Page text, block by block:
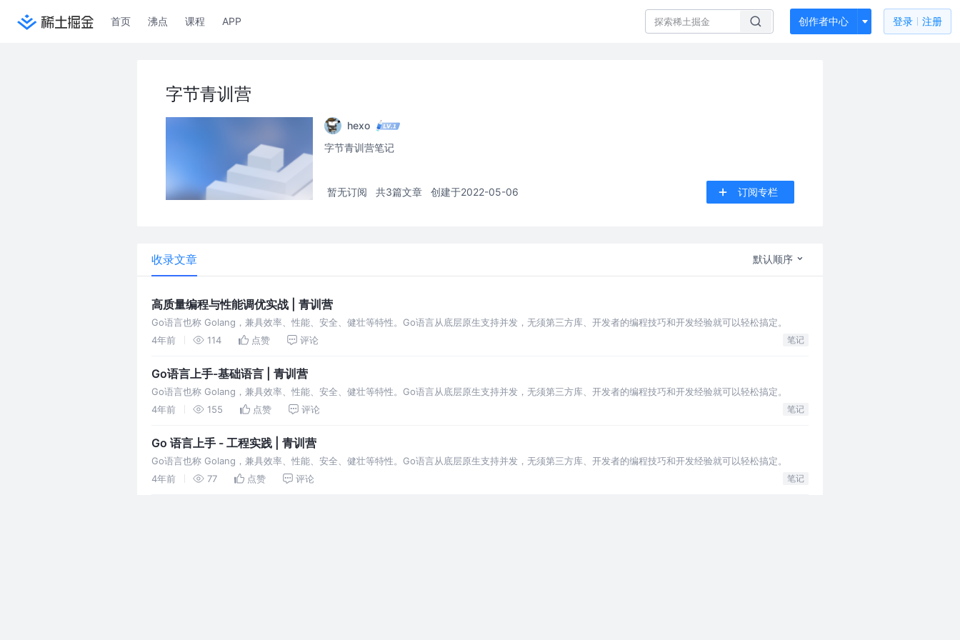
首页 沸点 课程 APP 创作者中心 登录 注册
字节青训营
hexo
字节青训营笔记
暂无订阅 共3篇文章 创建于2022-05-06 订阅专栏
收录文章 默认顺序
高质量编程与性能调优实战 | 青训营
Go语言也称 Golang，兼具效率、性能、安全、健壮等特性。Go语言从底层原生支持并发，无须第三方库、开发者的编程技巧和开发经验就可以轻松搞定。
4年前
114 点赞 评论 笔记
Go语言上手-基础语言 | 青训营
Go语言也称 Golang，兼具效率、性能、安全、健壮等特性。Go语言从底层原生支持并发，无须第三方库、开发者的编程技巧和开发经验就可以轻松搞定。
4年前
155 点赞 评论 笔记
Go 语言上手 - 工程实践 | 青训营
Go语言也称 Golang，兼具效率、性能、安全、健壮等特性。Go语言从底层原生支持并发，无须第三方库、开发者的编程技巧和开发经验就可以轻松搞定。
4年前
77 点赞 评论 笔记